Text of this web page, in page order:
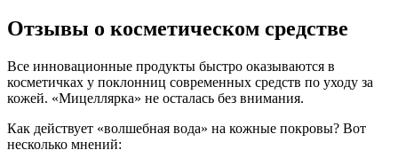
Отзывы о косметическом средстве
Все инновационные продукты быстро оказываются в
косметичках у поклонниц современных средств по уходу за
кожей. «Мицеллярка» не осталась без внимания.
Как действует «волшебная вода» на кожные покровы? Вот
несколько мнений: